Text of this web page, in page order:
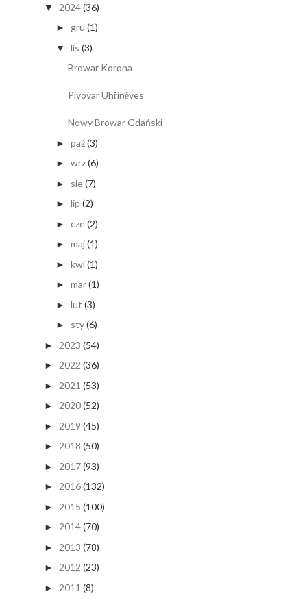
▼ 2024(36)
► gru (1)
▼ lis (3)
Browar Korona
Pivovar Uhříněves
Nowy Browar Gdański
► paź(3)
► wrz(6)
► sie(7)
► lip (2)
► cze(2)
► maj(1)
► kwi(1)
► mar(1)
► lut (3)
► sty(6)
► 2023 (54)
► 2022 (36)
► 2021 (53)
► 2020(52)
► 2019 (45)
► 2018 (50)
► 2017(93)
► 2016(132)
► 2015 (100)
► 2014(70)
► 2013 (78)
► 2012 (23)
► 2011 (8)